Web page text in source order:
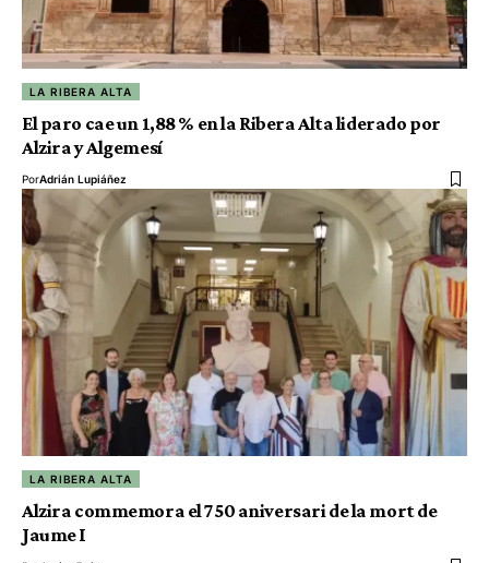
LA RIBERA ALTA
El paro cae un 1,88 % en la Ribera Alta liderado por
Alzira y Algemesí
PorAdrián Lupiáñez
LA RIBERA ALTA
Alzira commemora el 750 aniversari de la mort de
Jaume I